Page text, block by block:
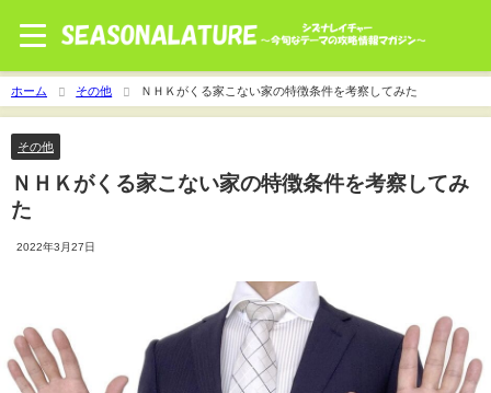
ホーム その他 ＮＨＫがくる家こない家の特徴条件を考察してみた
その他
ＮＨＫがくる家こない家の特徴条件を考察してみ
た
2022年3月27日